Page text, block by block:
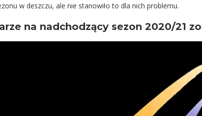
w deszczu, ale nie stanowiło to dla nich problemu.
na nadchodzący sezon 2020/21